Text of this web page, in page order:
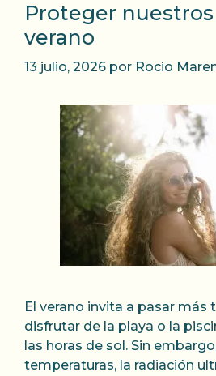
Proteger
verano
13 julio, 2026 por Rocio
El verano invita a pasar más
disfrutar de la playa o la
las horas de sol. Sin
temperaturas, la radiación